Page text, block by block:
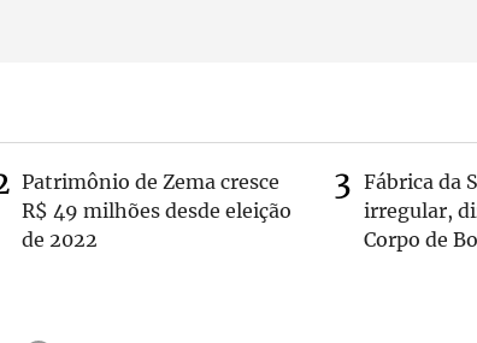
Patrimônio de Zema cresce
R$ 49 milhões desde eleição
de 2022
Fábrica da
irregular,
Corpo de